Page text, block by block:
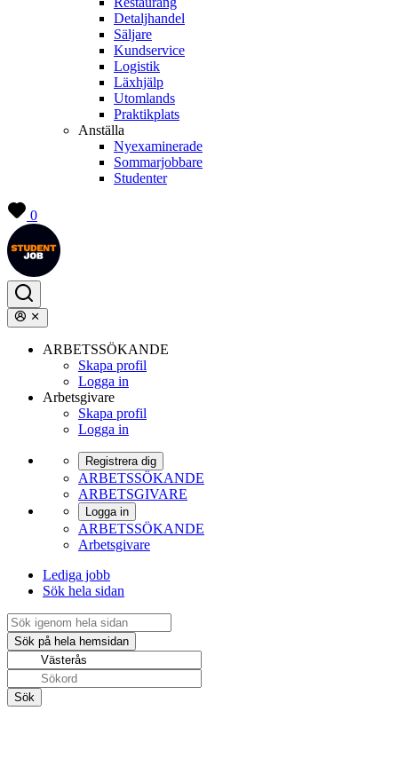
Detaljhandel
Säljare
Kundservice
Logistik
Läxhjälp
Utomlands
Praktikplats
Anställa
Nyexaminerade
Sommarjobbare
Studenter
0
ARBETSSÖKANDE
Skapa profil
Logga in
Arbetsgivare
Skapa profil
Logga in
Registrera dig
ARBETSSÖKANDE
ARBETSGIVARE
Logga in
ARBETSSÖKANDE
Arbetsgivare
Lediga jobb
Sök hela sidan